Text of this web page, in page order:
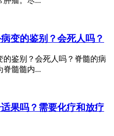
变的鉴别？会死人吗？
的鉴别？会死人吗？脊髓的病
脊髓髓内...
果吗？需要化疗和放疗